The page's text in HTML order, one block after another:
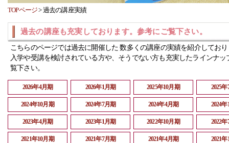
TOPページ>過去の講座実績
過去の講座も充実しております。参考にご覧下さい。
こちらのページでは過去に開催した 数多くの講座の実績を紹介してお
入学や受講を検討されている方や、そうでない方も充実したラインナッ
覧下さい。
2026年4月期 2026年1月期 2025年10月期 2025
2024年10月期 2024年7月期 2024年4月期 2024
2023年4月期 2023年1月期 2022年10月期 2022
2021年10月期 2021年7月期 2021年4月期 2021